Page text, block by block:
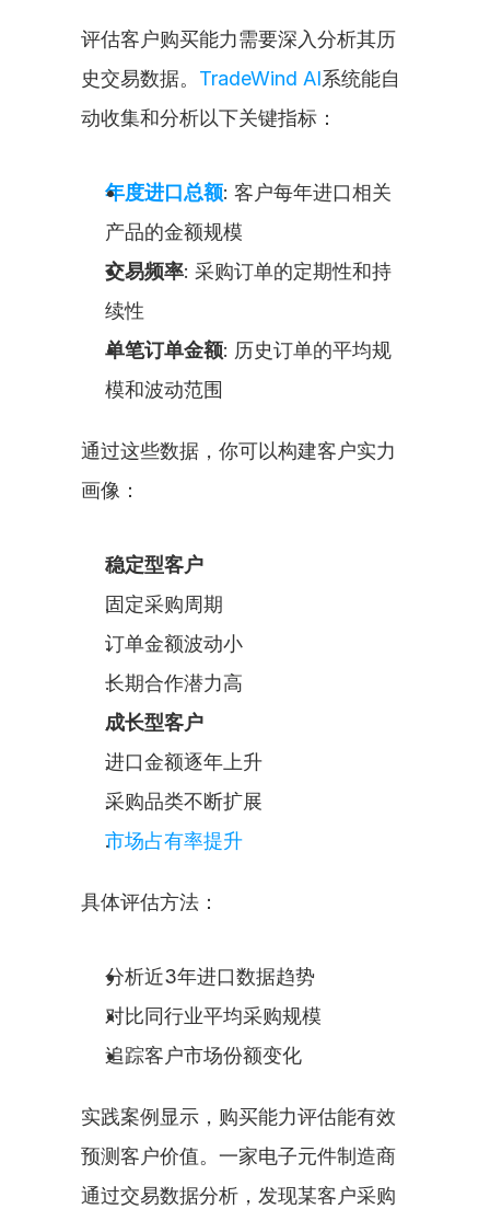
评估客户购买能力需要深入分析其历
史交易数据。 TradeWind AI系统能自
动收集和分析以下关键指标：
年度进口总额: 客户每年进口相关
产品的金额规模
交易频率: 采购订单的定期性和持
续性
单笔订单金额: 历史订单的平均规
模和波动范围
通过这些数据，你可以构建客户实力
画像：
稳定型客户
固定采购周期
订单金额波动小
长期合作潜力高
成长型客户
进口金额逐年上升
采购品类不断扩展
市场占有率提升
具体评估方法：
分析近3年进口数据趋势
对比同行业平均采购规模
追踪客户市场份额变化
实践案例显示，购买能力评估能有效
预测客户价值。一家电子元件制造商
通过交易数据分析，发现某客户采购